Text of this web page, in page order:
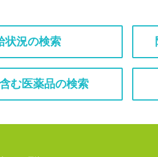
状況の検索
む医薬品の検索